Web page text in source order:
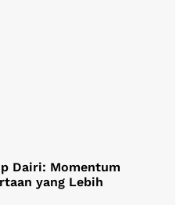
Dairi: Momentum
yang Lebih